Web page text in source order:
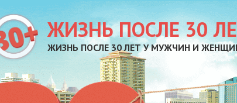
ЖИЗНЬ ПОСЛЕ 30
ЖИЗНЬ ПОСЛЕ 30 ЛЕТ У МУЖЧИН И